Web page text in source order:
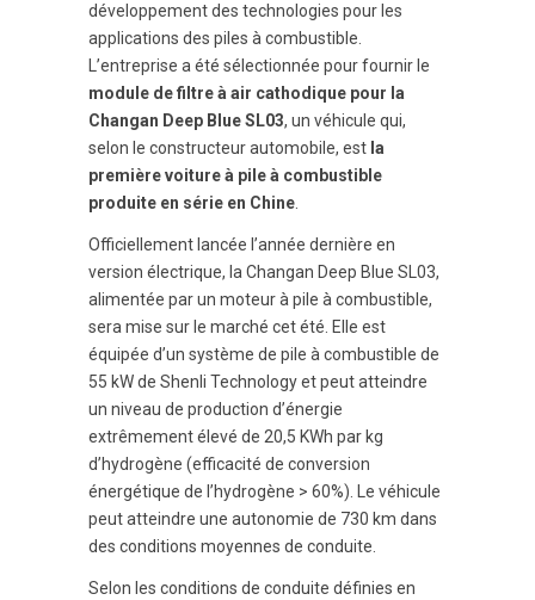
développement des technologies pour les
applications des piles à combustible.
L’entreprise a été sélectionnée pour fournir le
module de filtre à air cathodique pour la
Changan Deep Blue SL03, un véhicule qui,
selon le constructeur automobile, est la
première voiture à pile à combustible
produite en série en Chine.
Officiellement lancée l’année dernière en
version électrique, la Changan Deep Blue SL03,
alimentée par un moteur à pile à combustible,
sera mise sur le marché cet été. Elle est
équipée d’un système de pile à combustible de
55 kW de Shenli Technology et peut atteindre
un niveau de production d’énergie
extrêmement élevé de 20,5 KWh par kg
d’hydrogène (efficacité de conversion
énergétique de l’hydrogène > 60%). Le véhicule
peut atteindre une autonomie de 730 km dans
des conditions moyennes de conduite.
Selon les conditions de conduite définies en